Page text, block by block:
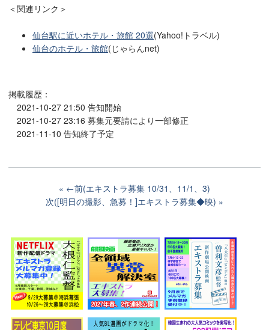
＜関連リンク＞
仙台駅に近いホテル・旅館 20選(Yahoo!トラベル)
仙台のホテル・旅館(じゃらんnet)
掲載履歴：
2021-10-27 21:50 告知開始
2021-10-27 23:16 募集元要請により一部修正
2021-11-10 告知終了予定
←前(エキストラ募集 10/31、11/1、3)
次([明日の撮影、急募！]エキストラ募集◆映)